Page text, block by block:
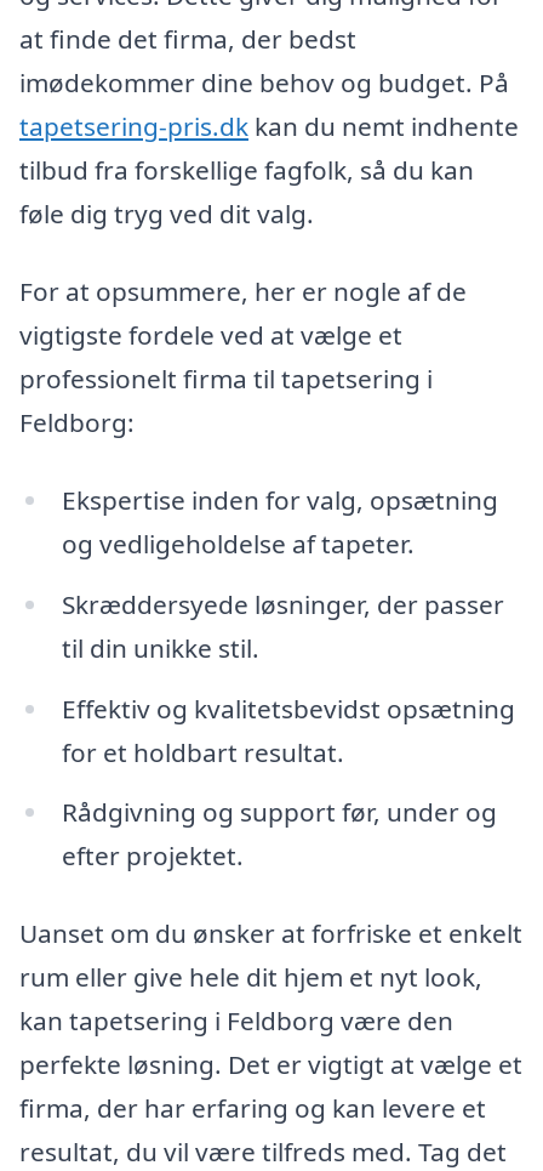
at finde det firma, der bedst
imødekommer dine behov og budget. På
tapetsering-pris.dk kan du nemt indhente
tilbud fra forskellige fagfolk, så du kan
føle dig tryg ved dit valg.
For at opsummere, her er nogle af de
vigtigste fordele ved at vælge et
professionelt firma til tapetsering i
Feldborg:
Ekspertise inden for valg, opsætning
og vedligeholdelse af tapeter.
Skræddersyede løsninger, der passer
til din unikke stil.
Effektiv og kvalitetsbevidst opsætning
for et holdbart resultat.
Rådgivning og support før, under og
efter projektet.
Uanset om du ønsker at forfriske et enkelt
rum eller give hele dit hjem et nyt look,
kan tapetsering i Feldborg være den
perfekte løsning. Det er vigtigt at vælge et
firma, der har erfaring og kan levere et
resultat, du vil være tilfreds med. Tag det